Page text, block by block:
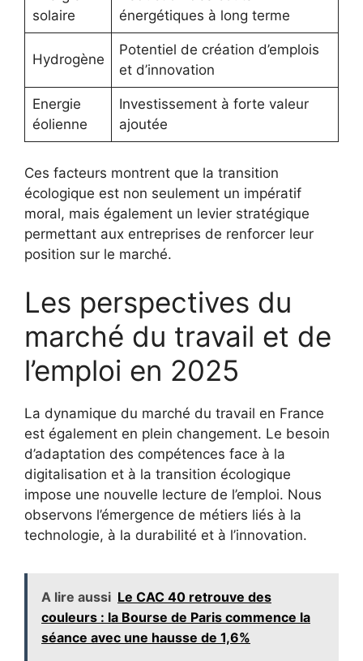
solaire
énergétiques à long terme
Hydrogène
Potentiel de création d’emplois
et d’innovation
Energie
éolienne
Investissement à forte valeur
ajoutée
Ces facteurs montrent que la transition
écologique est non seulement un impératif
moral, mais également un levier stratégique
permettant aux entreprises de renforcer leur
position sur le marché.
Les perspectives du
marché du travail et de
l’emploi en 2025
La dynamique du marché du travail en France
est également en plein changement. Le besoin
d’adaptation des compétences face à la
digitalisation et à la transition écologique
impose une nouvelle lecture de l’emploi. Nous
observons l’émergence de métiers liés à la
technologie, à la durabilité et à l’innovation.
A lire aussi Le CAC 40 retrouve des
couleurs : la Bourse de Paris commence la
séance avec une hausse de 1,6%